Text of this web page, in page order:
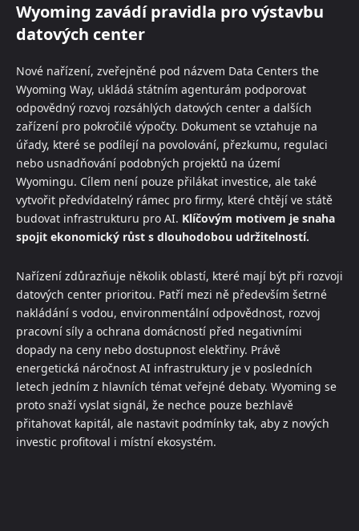
Wyoming zavádí pravidla pro výstavbu
datových center
Nové nařízení, zveřejněné pod názvem Data Centers the
Wyoming Way, ukládá státním agenturám podporovat
odpovědný rozvoj rozsáhlých datových center a dalších
zařízení pro pokročilé výpočty. Dokument se vztahuje na
úřady, které se podílejí na povolování, přezkumu, regulaci
nebo usnadňování podobných projektů na území
Wyomingu. Cílem není pouze přilákat investice, ale také
vytvořit předvídatelný rámec pro firmy, které chtějí ve státě
budovat infrastrukturu pro AI. Klíčovým motivem je snaha
spojit ekonomický růst s dlouhodobou udržitelností.
Nařízení zdůrazňuje několik oblastí, které mají být při rozvoji
datových center prioritou. Patří mezi ně především šetrné
nakládání s vodou, environmentální odpovědnost, rozvoj
pracovní síly a ochrana domácností před negativními
dopady na ceny nebo dostupnost elektřiny. Právě
energetická náročnost AI infrastruktury je v posledních
letech jedním z hlavních témat veřejné debaty. Wyoming se
proto snaží vyslat signál, že nechce pouze bezhlavě
přitahovat kapitál, ale nastavit podmínky tak, aby z nových
investic profitoval i místní ekosystém.